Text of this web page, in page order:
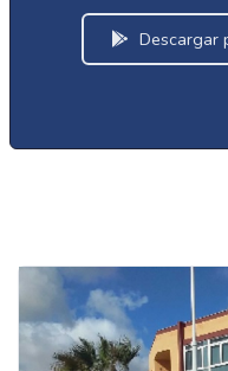
Descargar